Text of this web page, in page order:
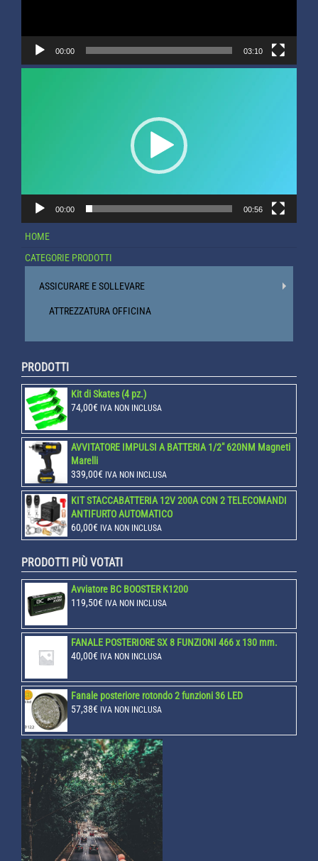
00:00 03:10
00:00 00:56
HOME
CATEGORIE PRODOTTI
ASSICURARE E SOLLEVARE
ATTREZZATURA OFFICINA
PRODOTTI
Kit di Skates (4 pz.)
74,00€ IVA NON INCLUSA
AVVITATORE IMPULSI A BATTERIA 1/2" 620NM Magneti
Marelli
339,00€ IVA NON INCLUSA
KIT STACCABATTERIA 12V 200A CON 2 TELECOMANDI
ANTIFURTO AUTOMATICO
60,00€ IVA NON INCLUSA
PRODOTTI PIÙ VOTATI
Avviatore BC BOOSTER K1200
119,50€ IVA NON INCLUSA
FANALE POSTERIORE SX 8 FUNZIONI 466 x 130 mm.
40,00€ IVA NON INCLUSA
Fanale posteriore rotondo 2 funzioni 36 LED
57,38€ IVA NON INCLUSA